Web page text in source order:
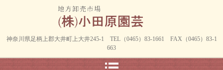
神奈川県足柄上郡大井町上大井245-1 TEL（0465）83-1661 FAX（0465）83-1
663